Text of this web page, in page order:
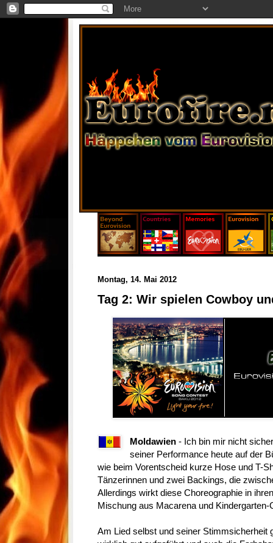
Montag, 14. Mai 2012
Tag 2: Wir spielen Cowboy
Moldawien - Ich bin mir nicht
seiner Performance heute auf der
wie beim Vorentscheid kurze Hose und T-
Tänzerinnen und zwei Backings, die
Allerdings wirkt diese Choreographie in
Mischung aus Macarena und
Am Lied selbst und seiner Stimmsicherheit